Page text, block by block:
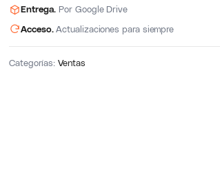
Entrega. Por Google Drive
Acceso.Actualizaciones para siempre
Categorías:Ventas